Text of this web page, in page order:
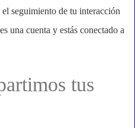
seguimiento de tu interacción
una cuenta y estás conectado a
tus